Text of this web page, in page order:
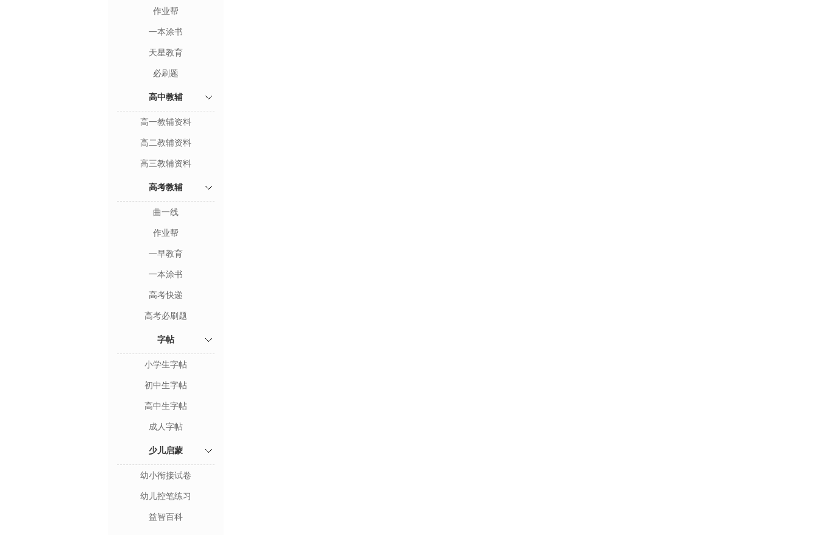
作业帮
一本涂书
天星教育
必刷题
高中教辅
高一教辅资料
高二教辅资料
高三教辅资料
高考教辅
曲一线
作业帮
一早教育
一本涂书
高考快递
高考必刷题
字帖
小学生字帖
初中生字帖
高中生字帖
成人字帖
少儿启蒙
幼小衔接试卷
幼儿控笔练习
益智百科